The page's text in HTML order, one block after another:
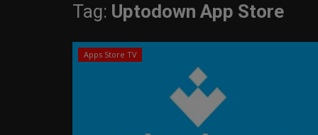
Tag: Uptodown App Store
Apps Store TV